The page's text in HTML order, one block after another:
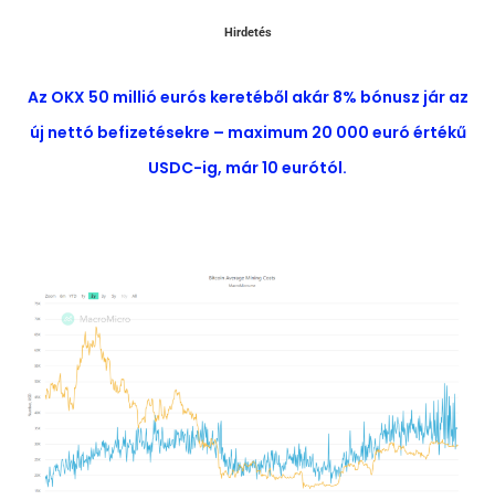
Hirdetés
Az OKX 50 millió eurós keretéből akár 8% bónusz jár az
új nettó befizetésekre – maximum 20 000 euró értékű
USDC-ig, már 10 eurótól.